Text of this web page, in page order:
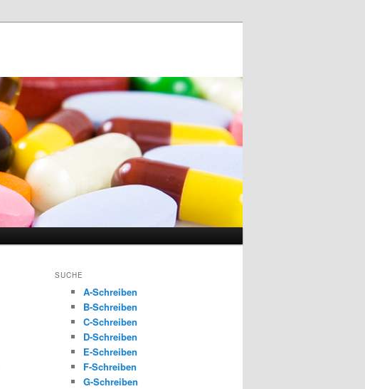
SUCHE
A-Schreiben
B-Schreiben
C-Schreiben
D-Schreiben
E-Schreiben
F-Schreiben
G-Schreiben